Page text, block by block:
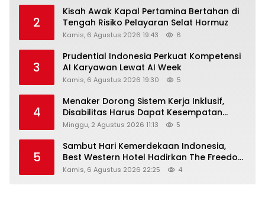
2
Kisah Awak Kapal Pertamina Bertahan di
Tengah Risiko Pelayaran Selat Hormuz
Kamis, 6 Agustus 2026 19:43 6
3
Prudential Indonesia Perkuat Kompetensi
AI Karyawan Lewat AI Week
Kamis, 6 Agustus 2026 19:30 5
4
Menaker Dorong Sistem Kerja Inklusif,
Disabilitas Harus Dapat Kesempatan
Setara
Minggu, 2 Agustus 2026 11:13 5
5
Sambut Hari Kemerdekaan Indonesia,
Best Western Hotel Hadirkan The Freedom
Stay Diskon Hingga 45%
Kamis, 6 Agustus 2026 22:25 4